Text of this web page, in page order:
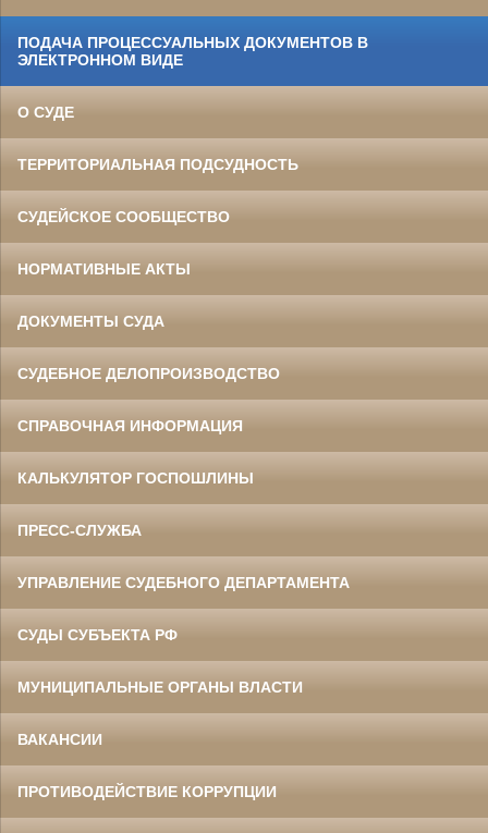
ПОДАЧА ПРОЦЕССУАЛЬНЫХ ДОКУМЕНТОВ В
ЭЛЕКТРОННОМ ВИДЕ
О СУДЕ
ТЕРРИТОРИАЛЬНАЯ ПОДСУДНОСТЬ
СУДЕЙСКОЕ СООБЩЕСТВО
НОРМАТИВНЫЕ АКТЫ
ДОКУМЕНТЫ СУДА
СУДЕБНОЕ ДЕЛОПРОИЗВОДСТВО
СПРАВОЧНАЯ ИНФОРМАЦИЯ
КАЛЬКУЛЯТОР ГОСПОШЛИНЫ
ПРЕСС-СЛУЖБА
УПРАВЛЕНИЕ СУДЕБНОГО ДЕПАРТАМЕНТА
СУДЫ СУБЪЕКТА РФ
МУНИЦИПАЛЬНЫЕ ОРГАНЫ ВЛАСТИ
ВАКАНСИИ
ПРОТИВОДЕЙСТВИЕ КОРРУПЦИИ